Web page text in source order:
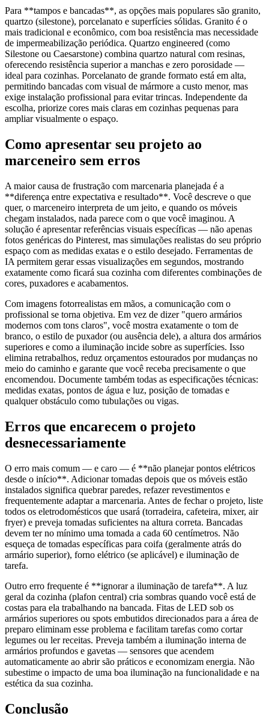
Para **tampos e bancadas**, as opções mais populares são granito,
quartzo (silestone), porcelanato e superfícies sólidas. Granito é o
mais tradicional e econômico, com boa resistência mas necessidade
de impermeabilização periódica. Quartzo engineered (como
Silestone ou Caesarstone) combina quartzo natural com resinas,
oferecendo resistência superior a manchas e zero porosidade —
ideal para cozinhas. Porcelanato de grande formato está em alta,
permitindo bancadas com visual de mármore a custo menor, mas
exige instalação profissional para evitar trincas. Independente da
escolha, priorize cores mais claras em cozinhas pequenas para
ampliar visualmente o espaço.
Como apresentar seu projeto ao
marceneiro sem erros
A maior causa de frustração com marcenaria planejada é a
**diferença entre expectativa e resultado**. Você descreve o que
quer, o marceneiro interpreta de um jeito, e quando os móveis
chegam instalados, nada parece com o que você imaginou. A
solução é apresentar referências visuais específicas — não apenas
fotos genéricas do Pinterest, mas simulações realistas do seu próprio
espaço com as medidas exatas e o estilo desejado. Ferramentas de
IA permitem gerar essas visualizações em segundos, mostrando
exatamente como ficará sua cozinha com diferentes combinações de
cores, puxadores e acabamentos.
Com imagens fotorrealistas em mãos, a comunicação com o
profissional se torna objetiva. Em vez de dizer "quero armários
modernos com tons claros", você mostra exatamente o tom de
branco, o estilo de puxador (ou ausência dele), a altura dos armários
superiores e como a iluminação incide sobre as superfícies. Isso
elimina retrabalhos, reduz orçamentos estourados por mudanças no
meio do caminho e garante que você receba precisamente o que
encomendou. Documente também todas as especificações técnicas:
medidas exatas, pontos de água e luz, posição de tomadas e
qualquer obstáculo como tubulações ou vigas.
Erros que encarecem o projeto
desnecessariamente
O erro mais comum — e caro — é **não planejar pontos elétricos
desde o início**. Adicionar tomadas depois que os móveis estão
instalados significa quebrar paredes, refazer revestimentos e
frequentemente adaptar a marcenaria. Antes de fechar o projeto, liste
todos os eletrodomésticos que usará (torradeira, cafeteira, mixer, air
fryer) e preveja tomadas suficientes na altura correta. Bancadas
devem ter no mínimo uma tomada a cada 60 centímetros. Não
esqueça de tomadas específicas para coifa (geralmente atrás do
armário superior), forno elétrico (se aplicável) e iluminação de
tarefa.
Outro erro frequente é **ignorar a iluminação de tarefa**. A luz
geral da cozinha (plafon central) cria sombras quando você está de
costas para ela trabalhando na bancada. Fitas de LED sob os
armários superiores ou spots embutidos direcionados para a área de
preparo eliminam esse problema e facilitam tarefas como cortar
legumes ou ler receitas. Preveja também a iluminação interna de
armários profundos e gavetas — sensores que acendem
automaticamente ao abrir são práticos e economizam energia. Não
subestime o impacto de uma boa iluminação na funcionalidade e na
estética da sua cozinha.
Conclusão